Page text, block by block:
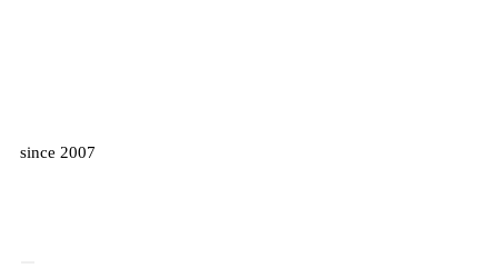
since 2007